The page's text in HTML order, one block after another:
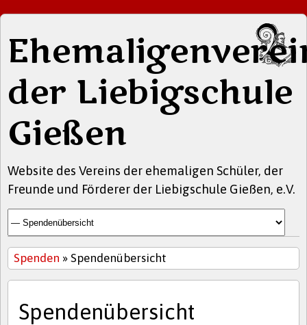
der Liebigschule
Gießen
Website des Vereins der ehemaligen Schüler, der
Freunde und Förderer der Liebigschule Gießen, e.V.
Spenden » Spendenübersicht
Spendenübersicht